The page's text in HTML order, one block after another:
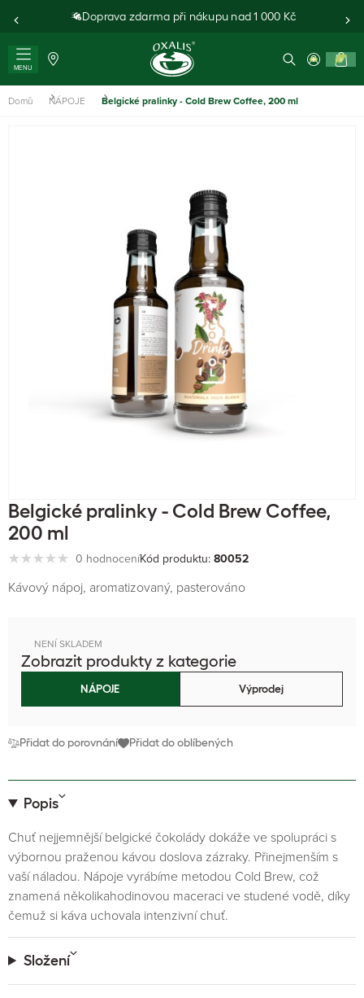
Doprava zdarma při nákupu nad 1 000 Kč
MENU
0
Domů NÁPOJE Belgické pralinky - Cold Brew Coffee, 200 ml
Belgické pralinky - Cold Brew Coffee,
200 ml
0 hodnoceníKód produktu: 80052
Kávový nápoj, aromatizovaný, pasterováno
NENÍ SKLADEM
Zobrazit produkty z kategorie
NÁPOJE Výprodej
Přidat do porovnání Přidat do oblíbených
Popis
Chuť nejjemnější belgické čokolády dokáže ve spolupráci s
výbornou praženou kávou doslova zázraky. Přinejmenším s
vaší náladou. Nápoje vyrábíme metodou Cold Brew, což
znamená několikahodinovou maceraci ve studené vodě, díky
čemuž si káva uchovala intenzivní chuť.
Složení